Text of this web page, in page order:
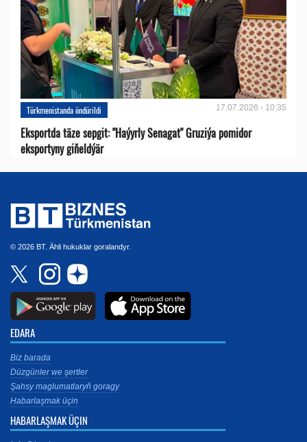
Türkmenistanda öndürildi 17.07.2026 - 10:35
Eksportda täze sepgit: "Haýyrly Senagat" Gruziýa pomidor
eksportyny giňeldýär
© 2026 BT. Ähli hukuklar goralandyr.
EDARA
Biz barada
Düzgünler we şertler
Şahsy maglumatlaryň goragy
Habarlaşmak üçin
HABARLAŞMAK ÜÇIN